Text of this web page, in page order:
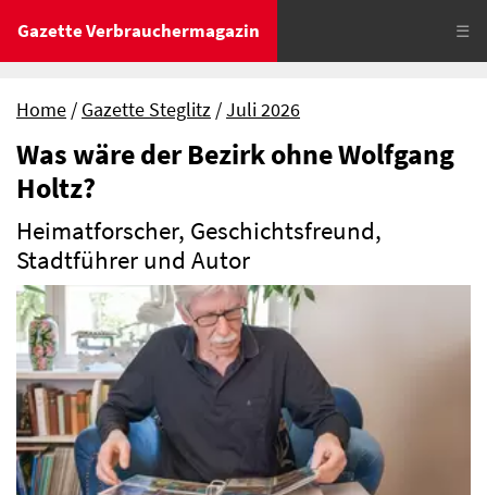
Gazette Verbrauchermagazin ☰
Home Gazette Steglitz Juli 2026
Was wäre der Bezirk ohne Wolfgang
Holtz?
Heimatforscher, Geschichtsfreund,
Stadtführer und Autor